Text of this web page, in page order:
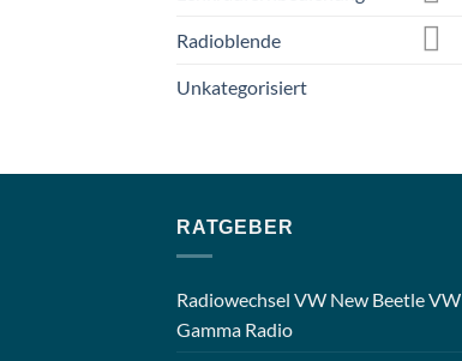
Radioblende
Unkategorisiert
RATGEBER
Radiowechsel VW New Beetle VW
Gamma Radio